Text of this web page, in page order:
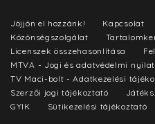
Jöjjön el hozzánk! Kapcsolat
Közönségszolgálat
Licenszek összehasonlítása
MTVA - Jogi és adatvédelmi
TV Maci-bolt - Adatkezelési
Szerzői jogi tájékoztató
GYIK
Sütikezelési tájékoztató